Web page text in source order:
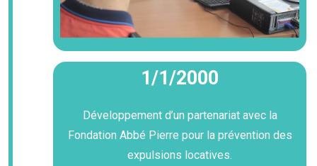
1/1/2000
Développement d’un partenariat avec la
Fondation Abbé Pierre pour la prévention des
expulsions locatives.